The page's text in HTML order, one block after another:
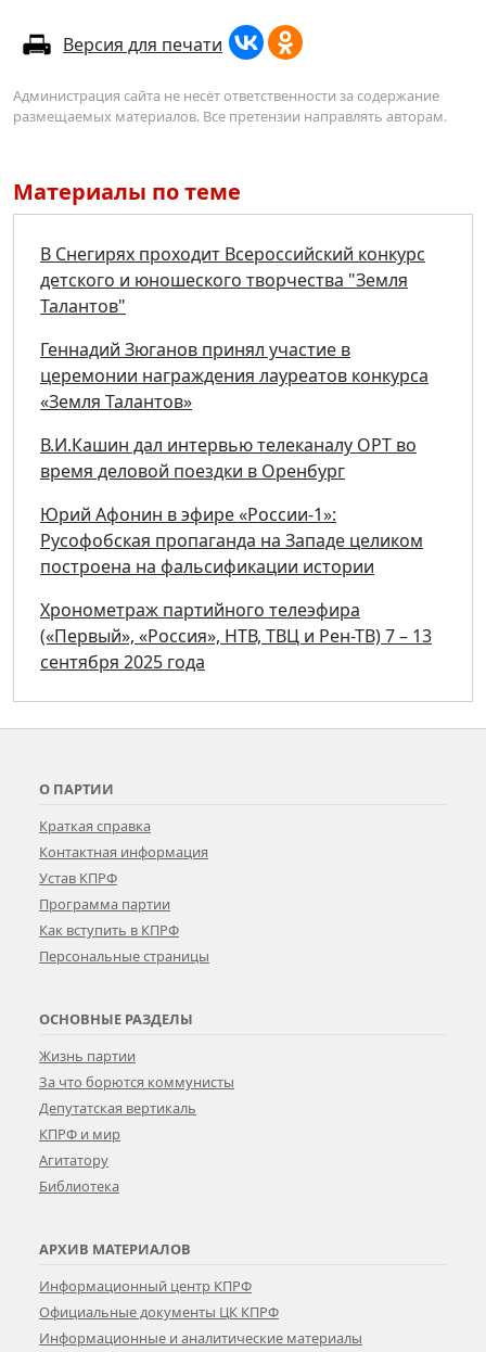
Версия для печати
Администрация сайта не несёт ответственности за содержание
размещаемых материалов. Все претензии направлять авторам.
Материалы по теме
В Снегирях проходит Всероссийский конкурс
детского и юношеского творчества "Земля
Талантов"
Геннадий Зюганов принял участие в
церемонии награждения лауреатов конкурса
«Земля Талантов»
В.И.Кашин дал интервью телеканалу ОРТ во
время деловой поездки в Оренбург
Юрий Афонин в эфире «России-1»:
Русофобская пропаганда на Западе целиком
построена на фальсификации истории
Хронометраж партийного телеэфира
(«Первый», «Россия», НТВ, ТВЦ и Рен-ТВ) 7 – 13
сентября 2025 года
О ПАРТИИ
Краткая справка
Контактная информация
Устав КПРФ
Программа партии
Как вступить в КПРФ
Персональные страницы
ОСНОВНЫЕ РАЗДЕЛЫ
Жизнь партии
За что борются коммунисты
Депутатская вертикаль
КПРФ и мир
Агитатору
Библиотека
АРХИВ МАТЕРИАЛОВ
Информационный центр КПРФ
Официальные документы ЦК КПРФ
Информационные и аналитические материалы